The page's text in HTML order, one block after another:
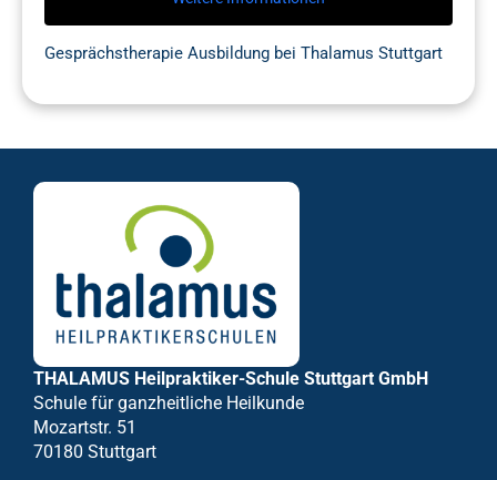
Gesprächstherapie Ausbildung bei Thalamus Stuttgart
THALAMUS Heilpraktiker-Schule Stuttgart GmbH
Schule für ganzheitliche Heilkunde
Mozartstr. 51
70180 Stuttgart